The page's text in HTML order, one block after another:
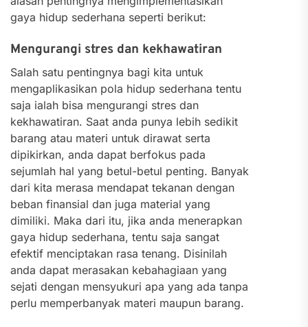
gaya hidup sederhana seperti berikut:
Mengurangi stres dan kekhawatiran
Salah satu pentingnya bagi kita untuk
mengaplikasikan pola hidup sederhana tentu
saja ialah bisa mengurangi stres dan
kekhawatiran. Saat anda punya lebih sedikit
barang atau materi untuk dirawat serta
dipikirkan, anda dapat berfokus pada
sejumlah hal yang betul-betul penting. Banyak
dari kita merasa mendapat tekanan dengan
beban finansial dan juga material yang
dimiliki. Maka dari itu, jika anda menerapkan
gaya hidup sederhana, tentu saja sangat
efektif menciptakan rasa tenang. Disinilah
anda dapat merasakan kebahagiaan yang
sejati dengan mensyukuri apa yang ada tanpa
perlu memperbanyak materi maupun barang.